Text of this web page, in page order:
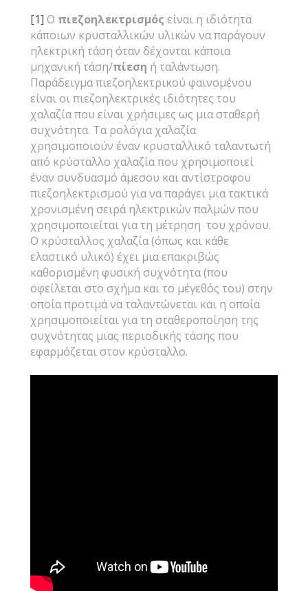
[1] Ο πιεζοηλεκτρισμός είναι η ιδιότητα
κάποιων κρυσταλλικών υλικών να παράγουν
ηλεκτρική τάση όταν δέχονται κάποια
μηχανική τάση/πίεση ή ταλάντωση.
Παράδειγμα πιεζοηλεκτρικού φαινομένου
είναι οι πιεζοηλεκτρικές ιδιότητες του
χαλαζία που είναι χρήσιμες ως μια σταθερή
συχνότητα. Τα ρολόγια χαλαζία
χρησιμοποιούν έναν κρυσταλλικό ταλαντωτή
από κρύσταλλο χαλαζία που χρησιμοποιεί
έναν συνδυασμό άμεσου και αντίστροφου
πιεζοηλεκτρισμού για να παράγει μια τακτικά
χρονισμένη σειρά ηλεκτρικών παλμών που
χρησιμοποιείται για τη μέτρηση του χρόνου.
Ο κρύσταλλος χαλαζία (όπως και κάθε
ελαστικό υλικό) έχει μια επακριβώς
καθορισμένη φυσική συχνότητα (που
οφείλεται στο σχήμα και το μέγεθός του) στην
οποία προτιμά να ταλαντώνεται και η οποία
χρησιμοποιείται για τη σταθεροποίηση της
συχνότητας μιας περιοδικής τάσης που
εφαρμόζεται στον κρύσταλλο.